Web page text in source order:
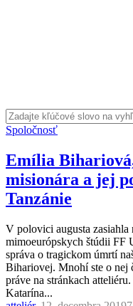
Spoločnosť
Emília
misionára a jej
Tanzánie
V polovici augusta zasiahla
mimoeurópskych štúdii FF
správa o tragickom úmrtí
Bihariovej. Mnohí ste o nej
práve na stránkach
Katarína...